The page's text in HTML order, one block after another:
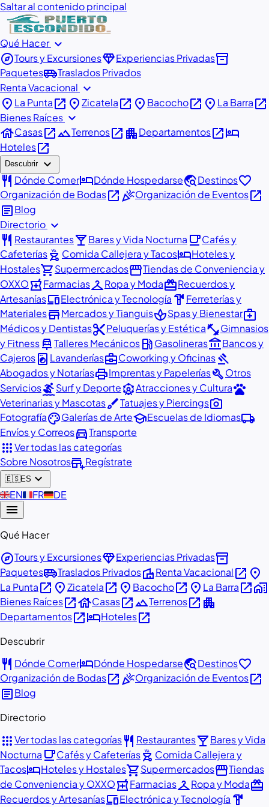
Saltar al contenido principal
Qué Hacer expand_more
exploreTours y ExcursionesdiamondExperiencias Privadasinventory_2
Paquetesairport_shuttleTraslados Privados
Renta Vacacional expand_more
place La Puntaopen_in_new placeZicatelaopen_in_new place Bacochoopen_in_new place La Barraopen_in_new
Bienes Raíces expand_more
houseCasasopen_in_newlandscapeTerrenosopen_in_new apartmentDepartamentosopen_in_newhotel
Hotelesopen_in_new
Descubrir expand_more
restaurant Dónde ComerhotelDónde Hospedarsetravel_exploreDestinosfavorite
Organización de Bodasopen_in_newcelebrationOrganización de Eventosopen_in_new
articleBlog
Directorio expand_more
restaurant Restauranteslocal_barBares y Vida Nocturna local_cafeCafés y
Cafeteríasoutdoor_grill Comida Callejera y TacoshotelHoteles y
Hostalesshopping_cartSupermercadosstorefrontTiendas de Conveniencia y
OXXOlocal_pharmacyFarmaciascheckroomRopa y ModaredeemRecuerdos y
ArtesaníasdevicesElectrónica y Tecnología hardware Ferreterías y
MaterialesstoreMercados y TianguisspaSpas y Bienestarmedical_services
Médicos y Dentistascontent_cutPeluquerías y Estéticafitness_centerGimnasios
y Fitnesscar_repairTalleres Mecánicoslocal_gas_stationGasolinerasaccount_balanceBancos y
Cajeroslocal_laundry_service Lavanderíasbusiness_centerCoworking y Oficinasgavel
Abogados y NotaríasprintImprentas y PapeleríasbuildOtros
ServiciossurfingSurf y DeporteattractionsAtracciones y Culturapets
Veterinarias y MascotasbrushTatuajes y Piercingsphoto_camera
FotografíapaletteGalerías de ArteschoolEscuelas de Idiomaslocal_shipping
Envíos y Correosdirections_carTransporte
appsVer todas las categorías
Sobre Nosotrosadd_businessRegístrate
🇪🇸ES expand_more
🇬🇧EN🇫🇷FR🇩🇪DE
menu
Qué Hacer
exploreTours y ExcursionesdiamondExperiencias Privadasinventory_2
Paquetesairport_shuttleTraslados PrivadosvillaRenta Vacacionalopen_in_new place
La Puntaopen_in_new placeZicatelaopen_in_new place Bacochoopen_in_new place La Barraopen_in_newhome_work
Bienes Raícesopen_in_newhouseCasasopen_in_newlandscapeTerrenosopen_in_new apartment
Departamentosopen_in_newhotelHotelesopen_in_new
Descubrir
restaurant Dónde ComerhotelDónde Hospedarsetravel_exploreDestinosfavorite
Organización de Bodasopen_in_newcelebrationOrganización de Eventosopen_in_new
articleBlog
Directorio
appsVer todas las categoríasrestaurant Restauranteslocal_barBares y Vida
Nocturna local_cafeCafés y Cafeteríasoutdoor_grill Comida Callejera y
TacoshotelHoteles y Hostalesshopping_cartSupermercadosstorefrontTiendas
de Conveniencia y OXXOlocal_pharmacyFarmaciascheckroomRopa y Modaredeem
Recuerdos y ArtesaníasdevicesElectrónica y Tecnología hardware